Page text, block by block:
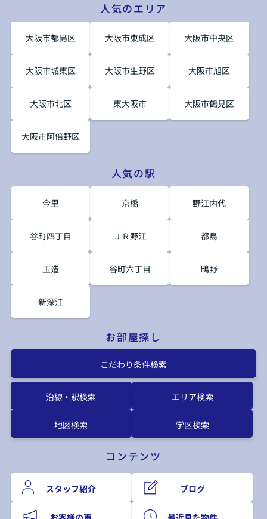
人気のエリア
大阪市都島区 大阪市東成区 大阪市中央区
大阪市城東区 大阪市生野区 大阪市旭区
大阪市北区 東大阪市 大阪市鶴見区
大阪市阿倍野区
人気の駅
今里 京橋 野江内代
谷町四丁目 ＪＲ野江 都島
玉造 谷町六丁目 鴫野
新深江
お部屋探し
こだわり条件検索
沿線・駅検索 エリア検索
地図検索 学区検索
コンテンツ
スタッフ紹介 ブログ